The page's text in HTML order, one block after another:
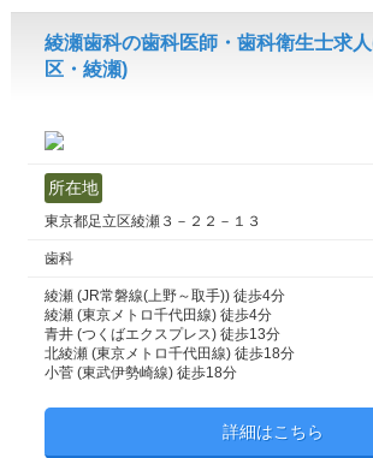
綾瀬歯科の歯科医師・歯科衛生士求
区・綾瀬)
所在地
東京都足立区綾瀬３－２２－１３
歯科
綾瀬 (JR常磐線(上野～取手)) 徒歩4分
綾瀬 (東京メトロ千代田線) 徒歩4分
青井 (つくばエクスプレス) 徒歩13分
北綾瀬 (東京メトロ千代田線) 徒歩18分
小菅 (東武伊勢崎線) 徒歩18分
詳細はこちら